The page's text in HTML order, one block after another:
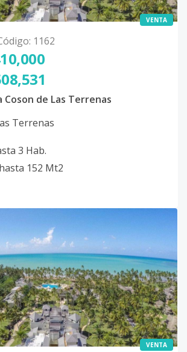
VENTA
: 1162
Coson de Las Terrenas
Terrenas
3 Hab.
hasta 152 Mt2
VENTA